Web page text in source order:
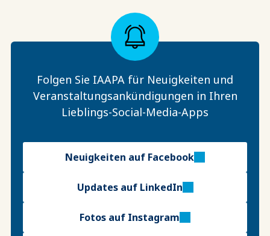
Folgen Sie IAAPA für Neuigkeiten und
Veranstaltungsankündigungen in Ihren
Lieblings-Social-Media-Apps
Neuigkeiten auf Facebook
Updates auf LinkedIn
Fotos auf Instagram